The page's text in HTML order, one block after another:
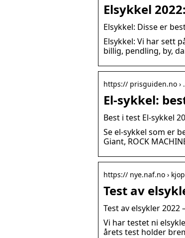
Elsykkel
Elsykkel: Disse er
Elsykkel: Vi har sett
billig, pendling, by,
https:// prisguiden.no ›
El-sykkel:
Best i test El-sykkel
Se el-sykkel som er
Giant, ROCK
https:// nye.naf.no ›
Test av
Test av elsykler
Vi har testet ni
årets test holder